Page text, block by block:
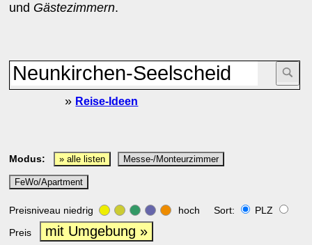
und Gästezimmern.
» Reise-Ideen
Modus: » alle listen Messe-/Monteurzimmer
FeWo/Apartment
Preisniveau niedrig hoch Sort:
PLZ
Preis
mit Umgebung »